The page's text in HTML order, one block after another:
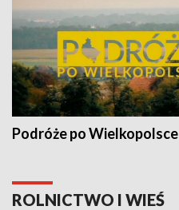
Podróże po Wielkopolsce
ROLNICTWO I WIEŚ